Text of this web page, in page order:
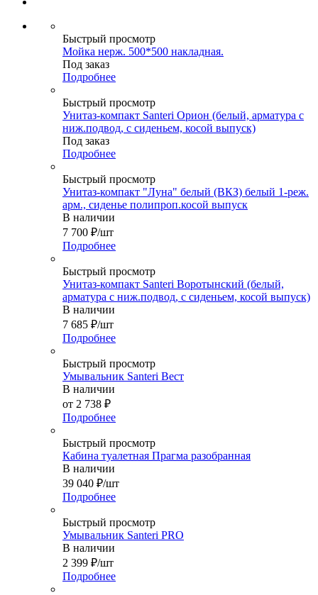
Быстрый просмотр
Мойка нерж. 500*500 накладная.
Под заказ
Подробнее
Быстрый просмотр
Унитаз-компакт Santeri Орион (белый, арматура с
ниж.подвод, с сиденьем, косой выпуск)
Под заказ
Подробнее
Быстрый просмотр
Унитаз-компакт "Луна" белый (ВКЗ) белый 1-реж.
арм., сиденье полипроп.косой выпуск
В наличии
7 700 ₽/шт
Подробнее
Быстрый просмотр
Унитаз-компакт Santeri Воротынский (белый,
арматура с ниж.подвод, с сиденьем, косой выпуск)
В наличии
7 685 ₽/шт
Подробнее
Быстрый просмотр
Умывальник Santeri Вест
В наличии
от 2 738 ₽
Подробнее
Быстрый просмотр
Кабина туалетная Прагма разобранная
В наличии
39 040 ₽/шт
Подробнее
Быстрый просмотр
Умывальник Santeri PRO
В наличии
2 399 ₽/шт
Подробнее